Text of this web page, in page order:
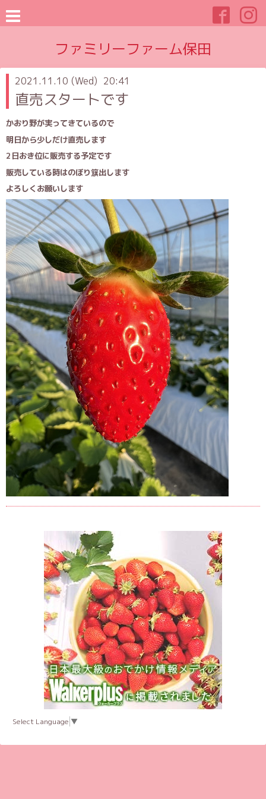
ファミリーファーム保田
2021.11.10 (Wed) 20:41
直売スタートです
かおり野が実ってきているので
明日から少しだけ直売します
2日おき位に販売する予定です
販売している時はのぼり簱出します
よろしくお願いします
Select Language ▼